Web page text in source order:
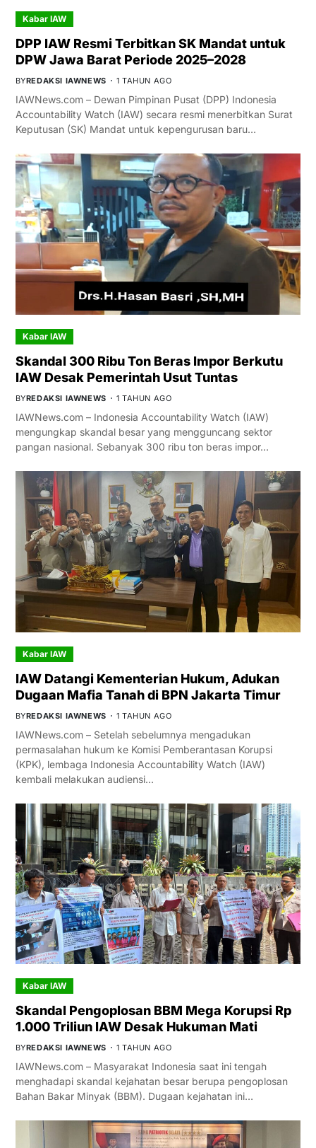
Kabar IAW
DPP IAW Resmi Terbitkan SK Mandat untuk
DPW Jawa Barat Periode 2025–2028
BYREDAKSI IAWNEWS 1 TAHUN AGO
IAWNews.com – Dewan Pimpinan Pusat (DPP) Indonesia
Accountability Watch (IAW) secara resmi menerbitkan Surat
Keputusan (SK) Mandat untuk kepengurusan baru…
Kabar IAW
Skandal 300 Ribu Ton Beras Impor Berkutu
IAW Desak Pemerintah Usut Tuntas
BYREDAKSI IAWNEWS 1 TAHUN AGO
IAWNews.com – Indonesia Accountability Watch (IAW)
mengungkap skandal besar yang mengguncang sektor
pangan nasional. Sebanyak 300 ribu ton beras impor…
Kabar IAW
IAW Datangi Kementerian Hukum, Adukan
Dugaan Mafia Tanah di BPN Jakarta Timur
BYREDAKSI IAWNEWS 1 TAHUN AGO
IAWNews.com – Setelah sebelumnya mengadukan
permasalahan hukum ke Komisi Pemberantasan Korupsi
(KPK), lembaga Indonesia Accountability Watch (IAW)
kembali melakukan audiensi…
Kabar IAW
Skandal Pengoplosan BBM Mega Korupsi Rp
1.000 Triliun IAW Desak Hukuman Mati
BYREDAKSI IAWNEWS 1 TAHUN AGO
IAWNews.com – Masyarakat Indonesia saat ini tengah
menghadapi skandal kejahatan besar berupa pengoplosan
Bahan Bakar Minyak (BBM). Dugaan kejahatan ini…